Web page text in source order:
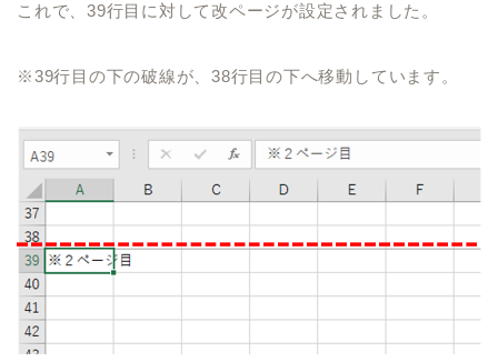
これで、39行目に対して改ページが設定されました。
※39行目の下の破線が、38行目の下へ移動しています。